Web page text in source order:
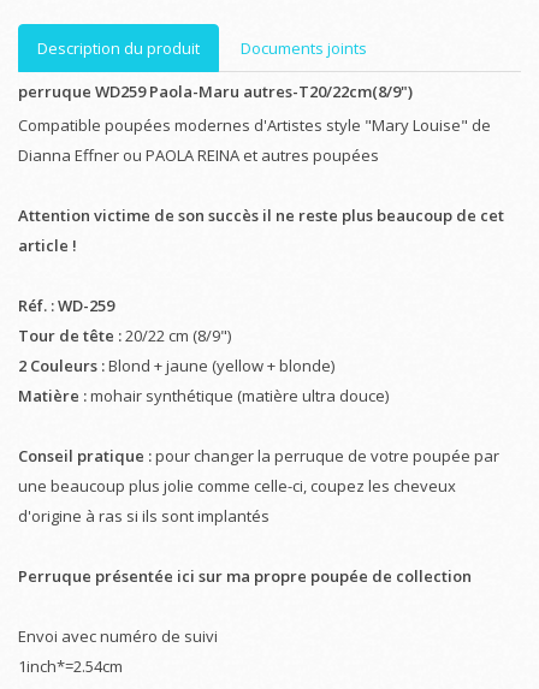
Description du produit
Documents joints
perruque WD259 Paola-Maru autres-T20/22cm(8/9")
Compatible poupées modernes d'Artistes style "Mary Louise" de
Dianna Effner ou PAOLA REINA et autres poupées
Attention victime de son succès il ne reste plus beaucoup de cet
article !
Réf. : WD-259
Tour de tête :20/22 cm (8/9")
2 Couleurs :Blond + jaune (yellow + blonde)
Matière :mohair synthétique (matière ultra douce)
Conseil pratique :pour changer la perruque de votre poupée par
une beaucoup plus jolie comme celle-ci, coupez les cheveux
d'origine à ras si ils sont implantés
Perruque présentée ici sur ma propre poupée de collection
Envoi avec numéro de suivi
1inch*=2.54cm